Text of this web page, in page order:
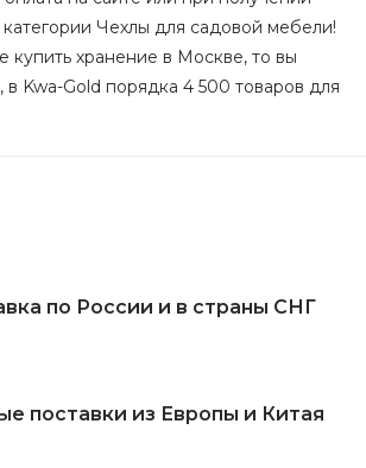
Чехлы для садовой мебели!
купить хранение в Москве, то вы
в Kwa-Gold порядка 4 500 товаров для
по России и в страны СНГ
поставки из Европы и Китая